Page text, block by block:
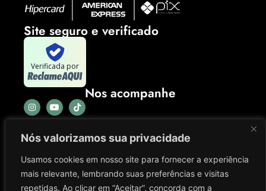
Nós valorizamos sua privacidade
Usamos cookies em nosso site para fornecer a experiência
mais relevante, lembrando suas preferências e visitas
repetidas. Ao clicar em “Aceitar”, concorda com a
Site seguro e verificado
Verificada por
Nos acompanhe